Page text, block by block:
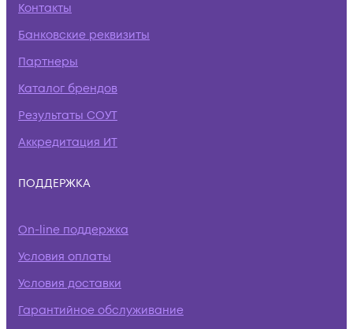
Контакты
Банковские реквизиты
Партнеры
Каталог брендов
Результаты СОУТ
Аккредитация ИТ
ПОДДЕРЖКА
On-line поддержка
Условия оплаты
Условия доставки
Гарантийное обслуживание